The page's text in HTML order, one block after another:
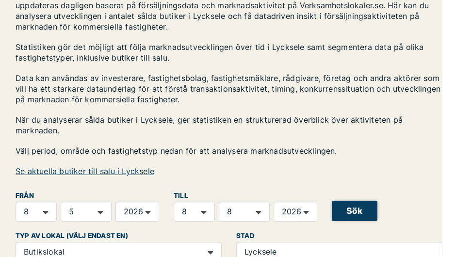
uppdateras dagligen baserat på försäljningsdata och marknadsaktivitet på Verksamhetslokaler.se. Här kan du
analysera utvecklingen i antalet sålda butiker i Lycksele och få datadriven insikt i försäljningsaktiviteten på
marknaden för kommersiella fastigheter.
Statistiken gör det möjligt att följa marknadsutvecklingen över tid i Lycksele samt segmentera data på olika
fastighetstyper, inklusive butiker till salu.
Data kan användas av investerare, fastighetsbolag, fastighetsmäklare, rådgivare, företag och andra aktörer som
vill ha ett starkare dataunderlag för att förstå transaktionsaktivitet, timing, konkurrenssituation och utvecklingen
på marknaden för kommersiella fastigheter.
När du analyserar sålda butiker i Lycksele, ger statistiken en strukturerad överblick över aktiviteten på
marknaden.
Välj period, område och fastighetstyp nedan för att analysera marknadsutvecklingen.
Se aktuella butiker till salu i Lycksele
FRÅN TILL
Sök
TYP AV LOKAL (VÄLJ ENDAST EN)
Butikslokal
STAD
Lycksele